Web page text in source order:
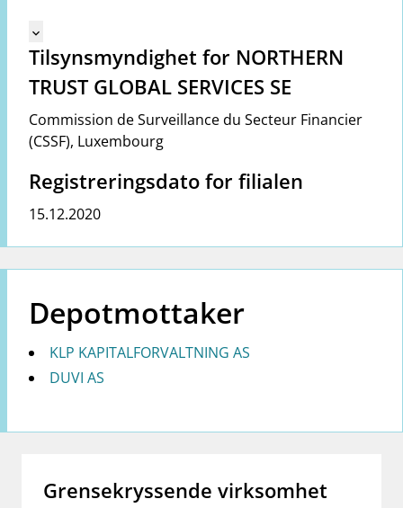
Mangler tekst for vreg.ShowMoreInformation (no)
keyboard_arrow_down
Tilsynsmyndighet for NORTHERN
TRUST GLOBAL SERVICES SE
Commission de Surveillance du Secteur Financier
(CSSF), Luxembourg
Registreringsdato for filialen
15.12.2020
Depotmottaker
KLP KAPITALFORVALTNING AS
DUVI AS
Grensekryssende virksomhet